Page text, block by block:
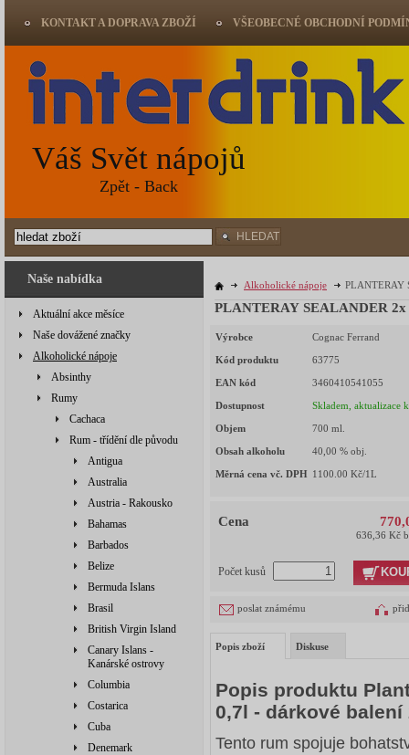
Naše nabídka
Aktuální akce měsíce
Naše dovážené značky
Alkoholické nápoje
Absinthy
Rumy
Cachaca
Rum - třídění dle původu
Antigua
Australia
Austria - Rakousko
Bahamas
Barbados
Belize
Bermuda Islans
Brasil
British Virgin Island
Canary Islans -
Kanárské ostrovy
Columbia
Costarica
Cuba
Denemark
Alkoholické nápoje PLANTERAY
PLANTERAY SEALANDER
Výrobce Cognac Ferrand
Kód produktu 63775
EAN kód 3460410541055
Dostupnost Skladem, aktualizace
Objem 700 ml.
Obsah alkoholu 40,00 % obj.
Měrná cena vč. DPH 1100.00 Kč/1L
Cena
636,36 Kč
Počet kusů
poslat známému
Popis zboží Diskuse
Popis produktu
0,7l - dárkové
Tento rum spojuje
KONTAKT A DOPRAVA ZBOŽÍ VŠEOBECNÉ OBCHODNÍ
Váš Svět nápojů
Zpět - Back
HLEDAT